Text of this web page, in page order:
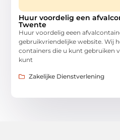
Huur voordelig een
Twente
Huur voordelig eeen
gebruikvriendelijke website. Wij
containers die u kunt gebruiken
kunt
Zakelijke Dienstverlening